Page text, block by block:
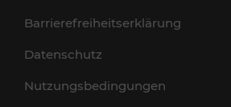
Barrierefreiheitserklärung
Datenschutz
Nutzungsbedingungen